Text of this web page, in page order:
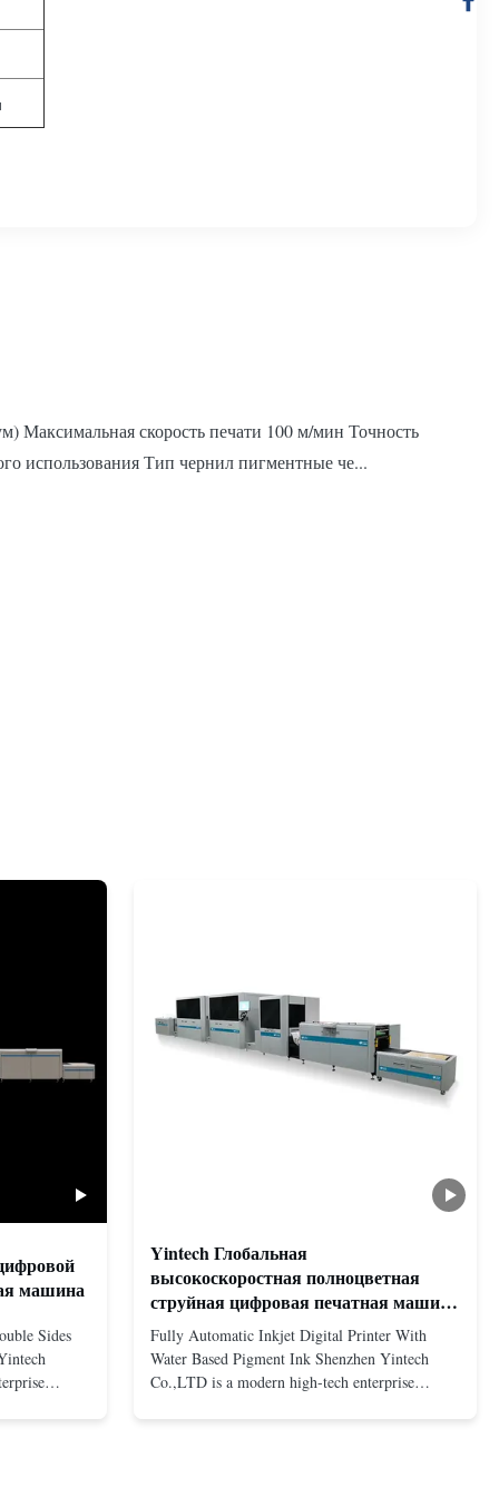
скорость печати 100 м/мин Точность
использования Тип чернил пигментные че...
машина
Sides
Yintech Глобальная
высокоскоростная полноцветная
струйная цифровая печатная машина
Принтер
Fully Automatic Inkjet Digital Printer With
Water Based Pigment Ink Shenzhen Yintech
Co.,LTD is a modern high-tech enterprise